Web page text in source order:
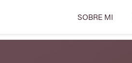
SOBRE MI